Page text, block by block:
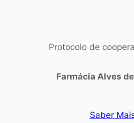
Protocolo de
Farmácia Alves
Saber